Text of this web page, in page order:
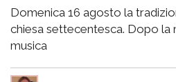
Domenica 16 agosto la
chiesa settecentesca. Dopo la
musica